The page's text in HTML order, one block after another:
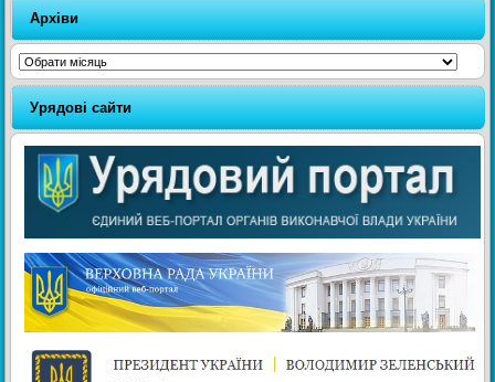
Архіви
Архіви
Урядові сайти